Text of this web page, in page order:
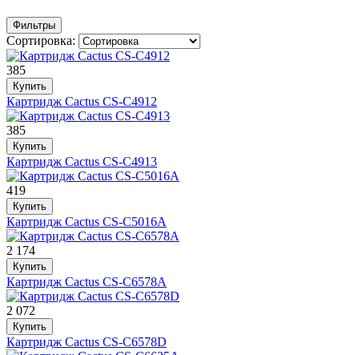
Фильтры
Сортировка:
385
Купить
Картридж Cactus CS-C4912
385
Купить
Картридж Cactus CS-C4913
419
Купить
Картридж Cactus CS-C5016A
2 174
Купить
Картридж Cactus CS-C6578A
2 072
Купить
Картридж Cactus CS-C6578D